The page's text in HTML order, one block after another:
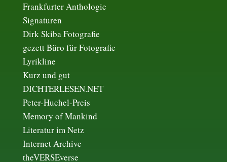
Frankfurter Anthologie
Signaturen
Dirk Skiba Fotografie
gezett Büro für Fotografie
Lyrikline
Kurz und gut
DICHTERLESEN.NET
Peter-Huchel-Preis
Memory of Mankind
Literatur im Netz
Internet Archive
theVERSEverse